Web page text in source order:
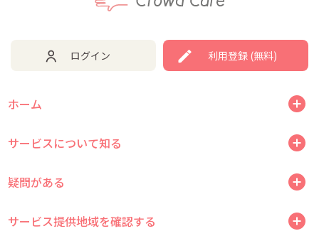
ログイン 利用登録 (無料)
ホーム
サービスについて知る
疑問がある
サービス提供地域を確認する